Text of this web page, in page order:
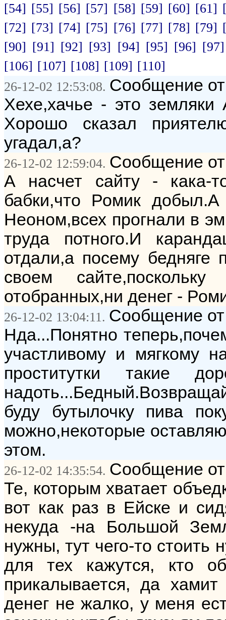
[54] [55] [56] [57] [58] [59] [60] [61]
[72] [73] [74] [75] [76] [77] [78] [79]
[90] [91] [92] [93] [94] [95] [96] [97]
[106] [107] [108] [109] [110]
26-12-02 12:53:08. Сообщение
Хехе,хачье - это земляки
Хорошо сказал
угадал,а?
26-12-02 12:59:04. Сообщение
А насчет сайту - кака-
бабки,что Ромик
Неоном,всех прогнали в
труда потного.И
отдали,а посему бедняге
своем
отобранных,ни денег -
26-12-02 13:04:11. Сообщение
Нда...Понятно
участливому и мягкому
проститутки такие
буду бутылочку пива
можно,некоторые
этом.
26-12-02 14:35:54. Сообщение
Те, которым хватает
вот как раз в Ейске и
некуда -на Большой
нужны, тут чего-то стоить
для тех кажутся, кто
прикалывается, да
денег не жалко, у меня